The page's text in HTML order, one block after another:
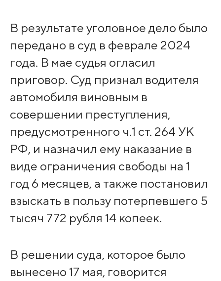
В результате уголовное дело было
передано в суд в феврале 2024
года. В мае судья огласил
приговор. Суд признал водителя
автомобиля виновным в
совершении преступления,
предусмотренного ч.1 ст. 264 УК
РФ, и назначил ему наказание в
виде ограничения свободы на 1
год 6 месяцев, а также постановил
взыскать в пользу потерпевшего 5
тысяч 772 рубля 14 копеек.
В решении суда, которое было
вынесено 17 мая, говорится